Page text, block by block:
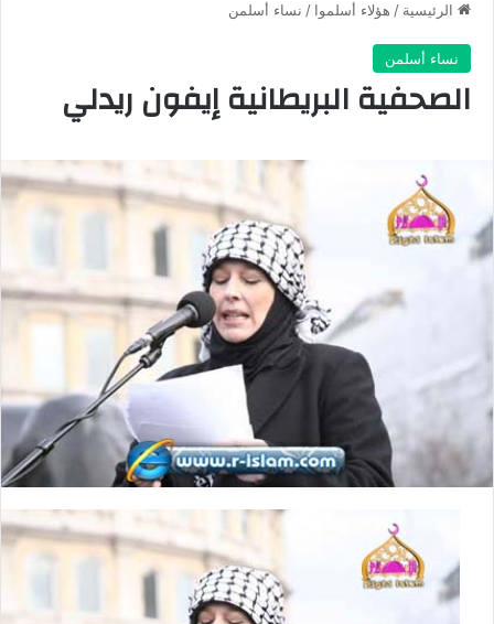
الرئيسية / هؤلاء أسلموا / نساء أسلمن
نساء أسلمن
الصحفية البريطانية إيفون ريدلي